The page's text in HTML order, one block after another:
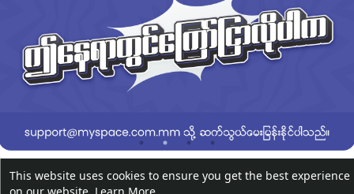
This website uses cookies to ensure you get the best experience